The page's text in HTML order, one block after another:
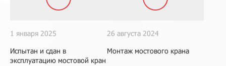
1 января 2025
Испытан и сдан в
эксплуатацию мостовой кран
26 августа 2024
Монтаж мостового крана